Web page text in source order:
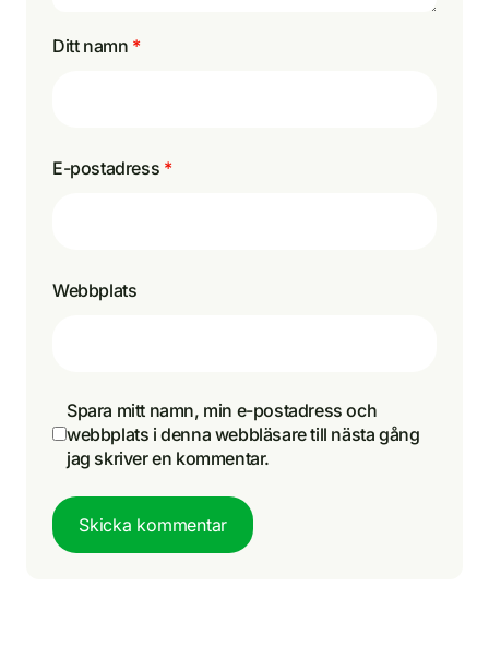
Ditt namn *
E-postadress *
Webbplats
Spara mitt namn, min e-postadress och
webbplats i denna webbläsare till nästa gång
jag skriver en kommentar.
Skicka kommentar